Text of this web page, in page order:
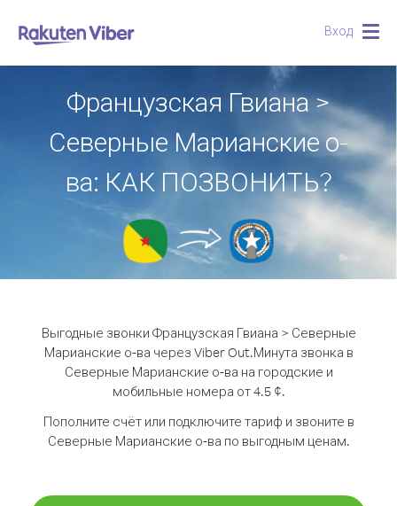
Вход
Французская Гвиана >
Северные Марианские о-
ва: КАК ПОЗВОНИТЬ?
Выгодные звонки Французская Гвиана > Северные
Марианские о-ва через Viber Out.Минута звонка в
Северные Марианские о-ва на городские и
мобильные номера от 4.5 ¢.
Пополните счёт или подключите тариф и звоните в
Северные Марианские о-ва по выгодным ценам.